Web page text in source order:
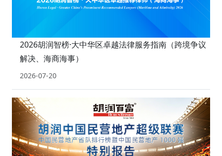
2026胡润智榜·大中华区卓越法律服务指南（跨境争议
解决、海商海事）
2026-07-20